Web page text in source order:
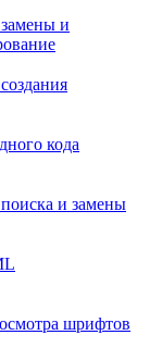
и
кода
и замены
шрифтов